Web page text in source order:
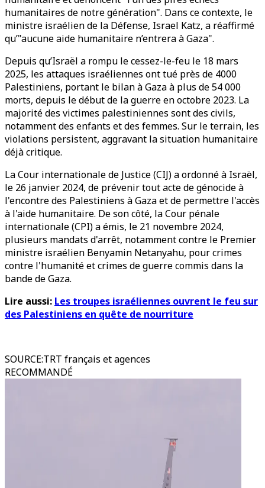
humanitaires de notre génération". Dans ce contexte, le
ministre israélien de la Défense, Israel Katz, a réaffirmé
qu’"aucune aide humanitaire n’entrera à Gaza".
Depuis qu’Israël a rompu le cessez-le-feu le 18 mars
2025, les attaques israéliennes ont tué près de 4000
Palestiniens, portant le bilan à Gaza à plus de 54 000
morts, depuis le début de la guerre en octobre 2023. La
majorité des victimes palestiniennes sont des civils,
notamment des enfants et des femmes. Sur le terrain, les
violations persistent, aggravant la situation humanitaire
déjà critique.
La Cour internationale de Justice (CIJ) a ordonné à Israël,
le 26 janvier 2024, de prévenir tout acte de génocide à
l'encontre des Palestiniens à Gaza et de permettre l'accès
à l'aide humanitaire. De son côté, la Cour pénale
internationale (CPI) a émis, le 21 novembre 2024,
plusieurs mandats d'arrêt, notamment contre le Premier
ministre israélien Benyamin Netanyahu, pour crimes
contre l'humanité et crimes de guerre commis dans la
bande de Gaza.
Lire aussi: Les troupes israéliennes ouvrent le feu sur
des Palestiniens en quête de nourriture
SOURCE:TRT français et agences
RECOMMANDÉ